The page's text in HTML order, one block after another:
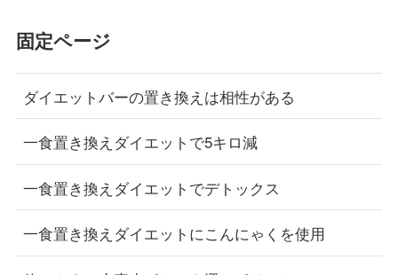
固定ページ
ダイエットバーの置き換えは相性がある
一食置き換えダイエットで5キロ減
一食置き換えダイエットでデトックス
一食置き換えダイエットにこんにゃくを使用